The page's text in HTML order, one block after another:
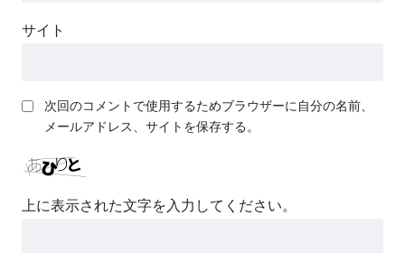
サイト
次回のコメントで使用するためブラウザーに自分の名前、
メールアドレス、サイトを保存する。
上に表示された文字を入力してください。